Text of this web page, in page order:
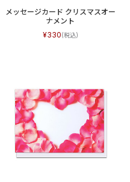
メッセージカード クリスマスオー
ナメント
330